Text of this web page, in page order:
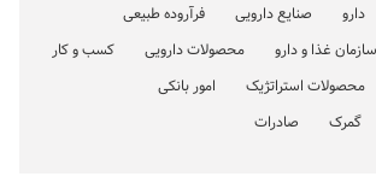
دارو صنایع دارویی
فرآروده طبیعی
سازمان غذا و دارو محصولات دارویی
کسب و کار
محصولات استراتژیک
امور بانکی
گمرک صادرات